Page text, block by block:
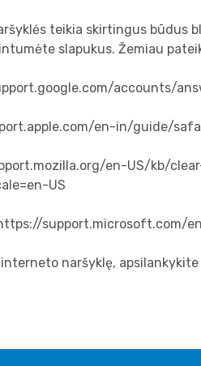
teikia skirtingus būdus
slapukus. Žemiau
accounts/
en-in/guide/
en-US/kb/
US
support.microsoft.com/
naršyklę,